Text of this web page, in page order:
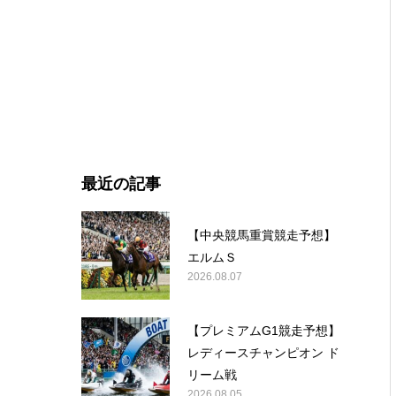
最近の記事
【中央競馬重賞競走予想】
エルムＳ
2026.08.07
【プレミアムG1競走予想】
レディースチャンピオン ド
リーム戦